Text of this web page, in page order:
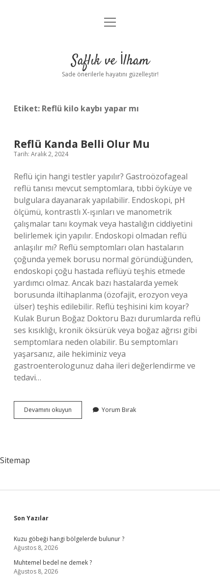
Anasayfa
Yasal Uyarı
menüyü
Saflık ve İlham
Sade önerilerle hayatını güzelleştir!
Etiket: Reflü kilo kaybı yapar mı
Reflü Kanda Belli Olur Mu
Tarih: Aralık 2, 2024
Reflü için hangi testler yapılır? Gastroözofageal
reflü tanısı mevcut semptomlara, tıbbi öyküye ve
bulgulara dayanarak yapılabilir. Endoskopi, pH
ölçümü, kontrastlı X-ışınları ve manometrik
çalışmalar tanı koymak veya hastalığın ciddiyetini
belirlemek için yapılır. Endoskopi olmadan reflü
anlaşılır mı? Reflü semptomları olan hastaların
çoğunda yemek borusu normal göründüğünden,
endoskopi çoğu hastada reflüyü teşhis etmede
yardımcı olmaz. Ancak bazı hastalarda yemek
borusunda iltihaplanma (özofajit, erozyon veya
ülser) teşhis edilebilir. Reflü teşhisini kim koyar?
Kulak Burun Boğaz Doktoru Bazı durumlarda reflü
ses kısıklığı, kronik öksürük veya boğaz ağrısı gibi
semptomlara neden olabilir. Bu semptomları
yaşarsanız, aile hekiminiz veya
gastroenterologunuz daha ileri değerlendirme ve
tedavi…
Devamını okuyun
Kanda
Yorum Bırak
Sitemap
Sidebar
Son Yazılar
Kuzu göbeği hangi bölgelerde bulunur ?
Ağustos 8, 2026
Muhtemel bedel ne demek ?
Ağustos 8, 2026